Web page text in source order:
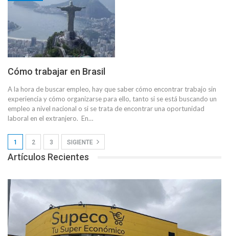
Cómo trabajar en Brasil
A la hora de buscar empleo, hay que saber cómo encontrar trabajo sin
experiencia y cómo organizarse para ello, tanto si se está buscando un
empleo a nivel nacional o si se trata de encontrar una oportunidad
laboral en el extranjero. En…
1 2 3 SIGIENTE
Artículos Recientes